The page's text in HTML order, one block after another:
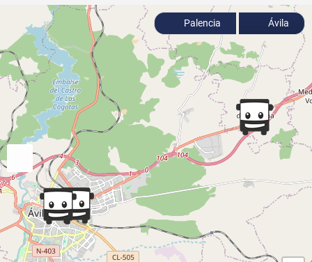
Palencia Ávila‎